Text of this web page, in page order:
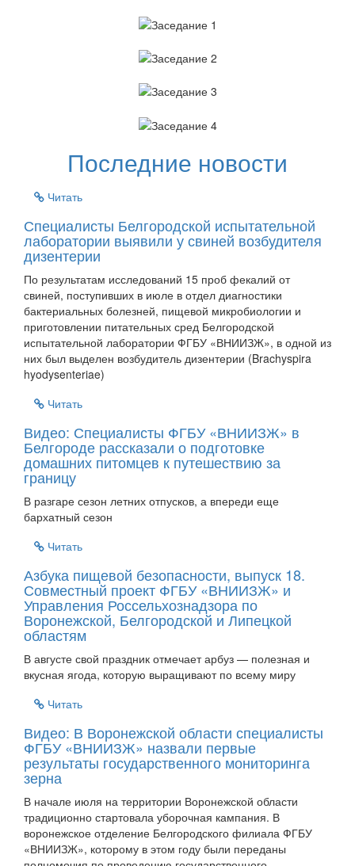
Последние новости
Читать
Специалисты Белгородской испытательной
лаборатории выявили у свиней возбудителя
дизентерии
По результатам исследований 15 проб фекалий от
свиней, поступивших в июле в отдел диагностики
бактериальных болезней, пищевой микробиологии и
приготовлении питательных сред Белгородской
испытательной лаборатории ФГБУ «ВНИИЗЖ», в одной из
них был выделен возбудитель дизентерии (Brachyspira
hyodysenteriae)
Читать
Видео: Специалисты ФГБУ «ВНИИЗЖ» в
Белгороде рассказали о подготовке
домашних питомцев к путешествию за
границу
В разгаре сезон летних отпусков, а впереди еще
бархатный сезон
Читать
Азбука пищевой безопасности, выпуск 18.
Совместный проект ФГБУ «ВНИИЗЖ» и
Управления Россельхознадзора по
Воронежской, Белгородской и Липецкой
областям
В августе свой праздник отмечает арбуз — полезная и
вкусная ягода, которую выращивают по всему миру
Читать
Видео: В Воронежской области специалисты
ФГБУ «ВНИИЗЖ» назвали первые
результаты государственного мониторинга
зерна
В начале июля на территории Воронежской области
традиционно стартовала уборочная кампания. В
воронежское отделение Белгородского филиала ФГБУ
«ВНИИЗЖ», которому в этом году были переданы